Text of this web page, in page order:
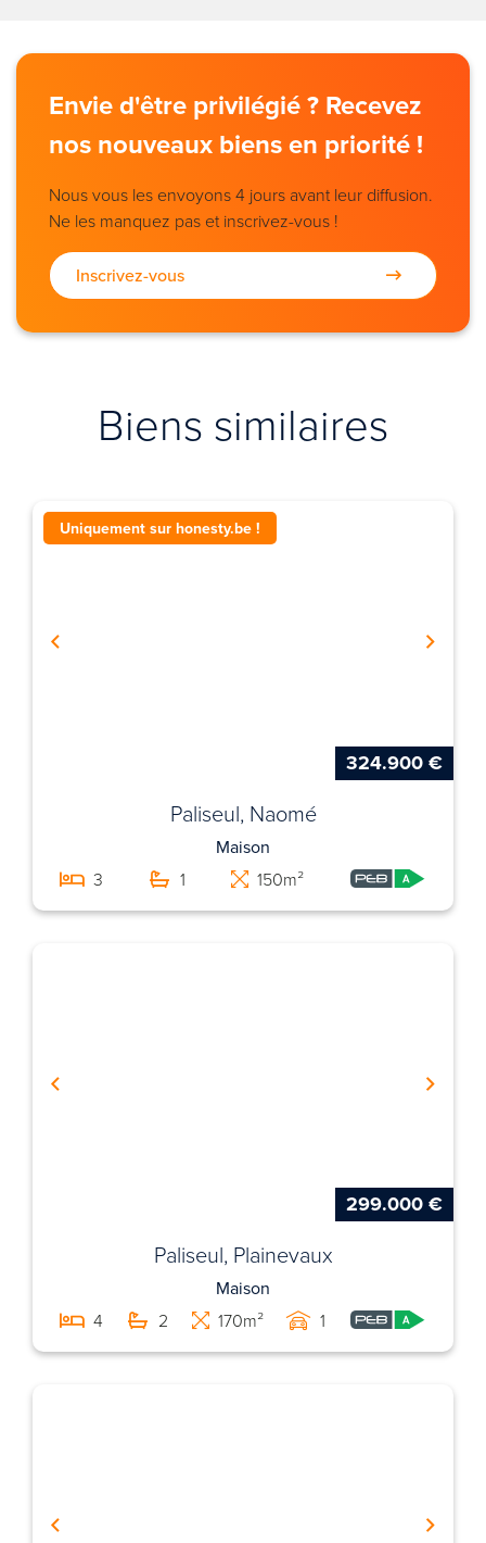
Envie d'être privilégié ? Recevez
nos nouveaux biens en priorité !
Nous vous les envoyons 4 jours avant leur diffusion.
Ne les manquez pas et inscrivez-vous !
Inscrivez-vous
Biens similaires
Uniquement sur honesty.be !
324.900 €
Paliseul, Naomé
Maison
3
1 150m²
299.000 €
Paliseul, Plainevaux
Maison
4
2 170m² 1